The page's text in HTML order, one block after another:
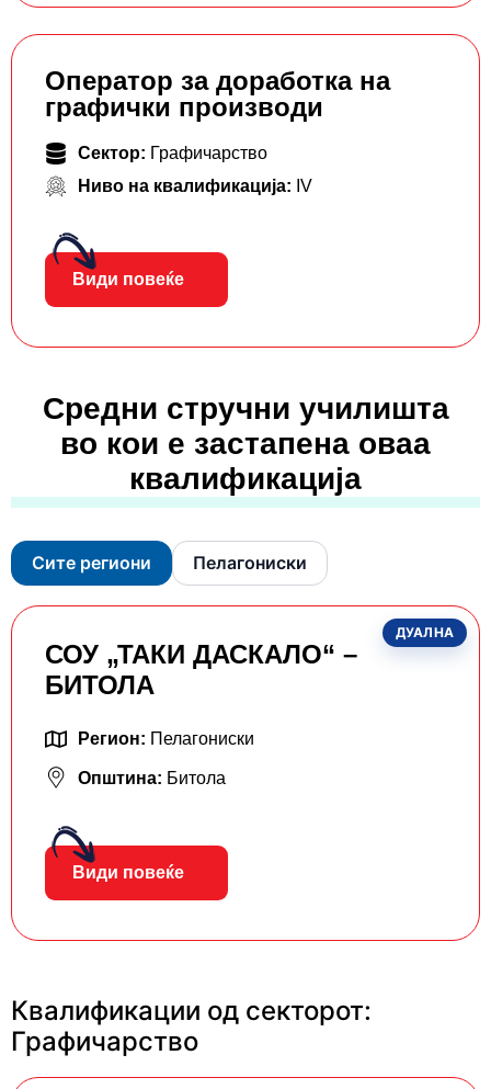
Оператор за доработка на
графички производи
Сектор: Графичарство
Ниво на квалификација: IV
Види повеќе
Средни стручни училишта
во кои е застапена оваа
квалификација
Сите региони Пелагониски
ДУАЛНА
СОУ „ТАКИ ДАСКАЛО“ –
БИТОЛА
Регион: Пелагониски
Општина: Битола
Види повеќе
Квалификации од секторот:
Графичарство